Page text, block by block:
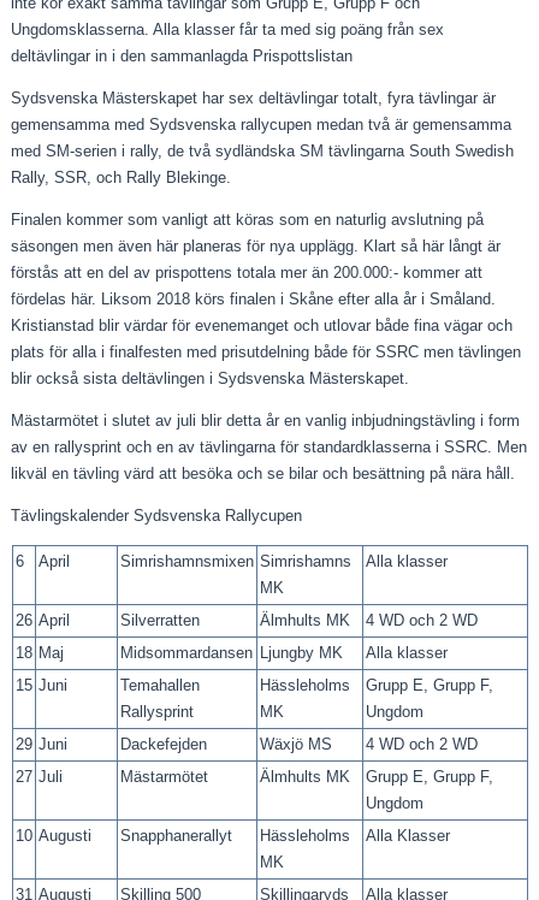
Ungdomsklasserna. Alla klasser får ta med sig poäng från sex
deltävlingar in i den sammanlagda Prispottslistan
Sydsvenska Mästerskapet har sex deltävlingar totalt, fyra tävlingar är
gemensamma med Sydsvenska rallycupen medan två är gemensamma
med SM-serien i rally, de två sydländska SM tävlingarna South Swedish
Rally, SSR, och Rally Blekinge.
Finalen kommer som vanligt att köras som en naturlig avslutning på
säsongen men även här planeras för nya upplägg. Klart så här långt är
förstås att en del av prispottens totala mer än 200.000:- kommer att
fördelas här. Liksom 2018 körs finalen i Skåne efter alla år i Småland.
Kristianstad blir värdar för evenemanget och utlovar både fina vägar och
plats för alla i finalfesten med prisutdelning både för SSRC men tävlingen
blir också sista deltävlingen i Sydsvenska Mästerskapet.
Mästarmötet i slutet av juli blir detta år en vanlig inbjudningstävling i form
av en rallysprint och en av tävlingarna för standardklasserna i SSRC. Men
likväl en tävling värd att besöka och se bilar och besättning på nära håll.
Tävlingskalender Sydsvenska Rallycupen
6 April Simrishamnsmixen Simrishamns
MK
Alla klasser
26 April Silverratten Älmhults MK
4 WD och 2 WD
18 Maj Midsommardansen Ljungby MK
Alla klasser
15 Juni
Temahallen
Rallysprint
Hässleholms
MK
Grupp E, Grupp F,
Ungdom
29 Juni Dackefejden Wäxjö MS
4 WD och 2 WD
27 Juli Mästarmötet Älmhults MK
Grupp E, Grupp F,
Ungdom
10 Augusti Snapphanerallyt
Hässleholms
MK
Alla Klasser
31 Augusti Skilling 500
Skillingaryds
Alla klasser